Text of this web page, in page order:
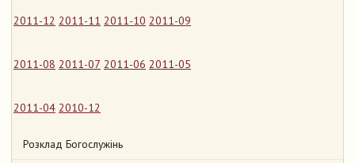
2011-12 2011-11 2011-10 2011-09
2011-08 2011-07 2011-06 2011-05
2011-04 2010-12
Розклад Богослужінь